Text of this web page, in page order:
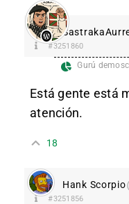
#3251860
Gurú
Está gente está
atención.
18
Hank Scorpio
#3251856